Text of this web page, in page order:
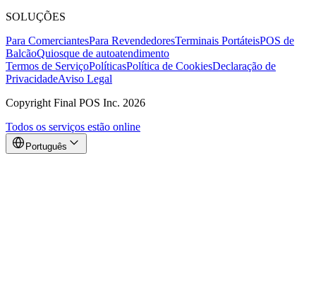
SOLUÇÕES
Para ComerciantesPara RevendedoresTerminais PortáteisPOS de
BalcãoQuiosque de autoatendimento
Termos de ServiçoPolíticasPolítica de CookiesDeclaração de
PrivacidadeAviso Legal
Copyright Final POS Inc. 2026
Todos os serviços estão online
Português